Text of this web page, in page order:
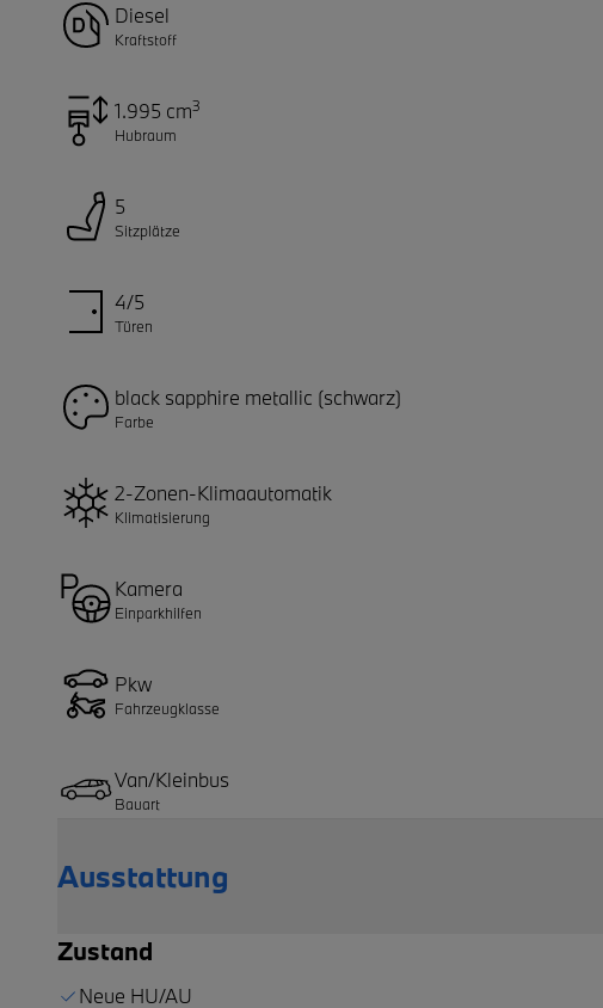
Diesel
Kraftstoff
1.995 cm3
Hubraum
5
Sitzplätze
4/5
Türen
black sapphire metallic (schwarz)
Farbe
2-Zonen-Klimaautomatik
Klimatisierung
Kamera
Einparkhilfen
Pkw
Fahrzeugklasse
Van/Kleinbus
Bauart
Ausstattung
Zustand
Neue HU/AU